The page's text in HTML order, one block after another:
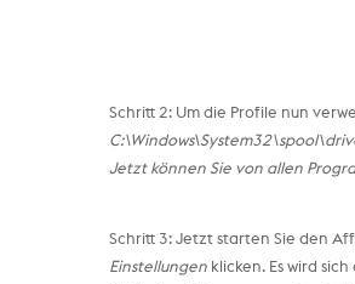
Schritt 2: Um die Profile nun
Jetzt können Sie von allen
Schritt 3: Jetzt starten Sie den
Einstellungen klicken. Es wird